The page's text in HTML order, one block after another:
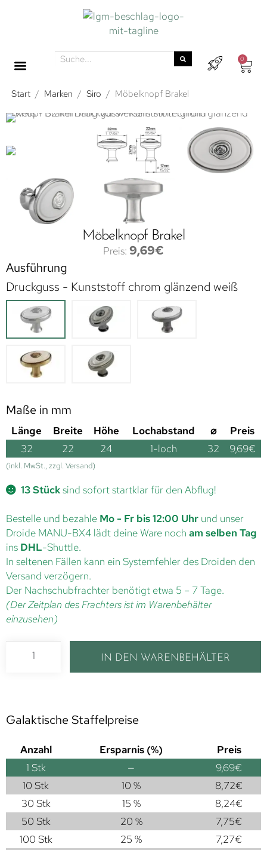
0
Start / Marken / Siro / Möbelknopf Brakel
Möbelknopf Brakel
9,69€
Ausführung
Druckguss - Kunststoff chrom glänzend weiß
Maße in mm
Länge Breite Höhe Lochabstand ⌀
Preis
32
22 24 1-loch 32 9,69€
(inkl. MwSt., zzgl. Versand)
13 Stücksind sofort startklar für den Abflug!
Bestelle und bezahle Mo - Fr bis 12:00 Uhr und unser
Droide MANU-BX4 lädt deine Ware noch am selben Tag
ins DHL-Shuttle.
In seltenen Fällen kann ein Systemfehler des Droiden den
Versand verzögern.
Der Nachschubfrachter benötigt etwa 5 – 7 Tage.
(Der Zeitplan des Frachters ist im Warenbehälter
einzusehen)
IN DEN WARENBEHÄLTER
Galaktische Staffelpreise
Anzahl Ersparnis (%)
Preis
1 Stk — 9,69€
10 Stk
10 % 8,72€
30 Stk
15 % 8,24€
50 Stk
20 % 7,75€
100 Stk
25 % 7,27€